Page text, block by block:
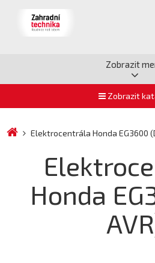
Zobrazit
Zobrazit
Elektrocentrála Honda EG3600
Honda